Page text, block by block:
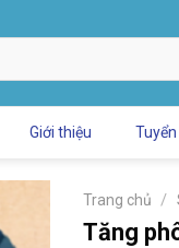
Giới thiệu
Trang chủ /
Tăng